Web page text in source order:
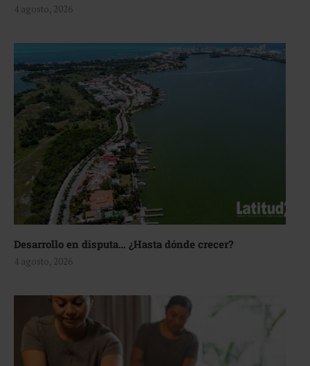
4 agosto, 2026
Desarrollo en disputa… ¿Hasta dónde crecer?
4 agosto, 2026